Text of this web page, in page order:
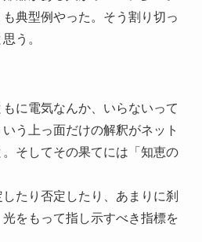
典型例やった。そう割り切っ
う。
に電気なんか、いらないって
う上っ面だけの解釈がネット
そしてその果てには「知恵の
たり否定したり、あまりに刹
をもって指し示すべき指標を